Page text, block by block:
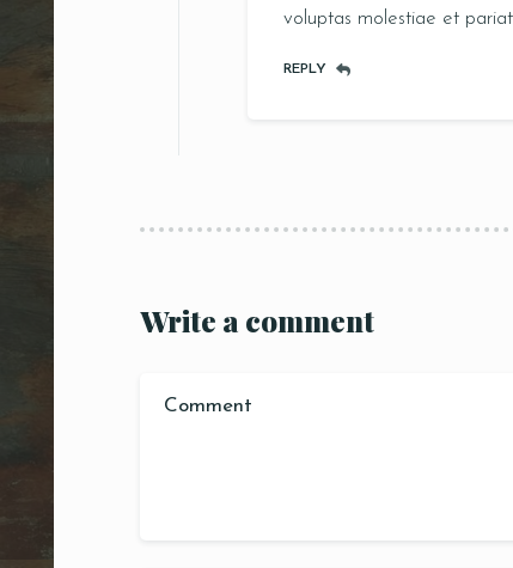
voluptas molestiae et
REPLY
Write a comment